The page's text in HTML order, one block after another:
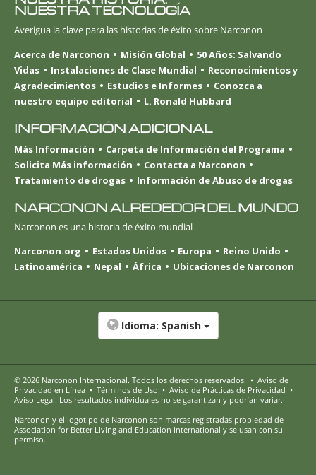
NUESTRA TECNOLOGÍA
Averigua la clave para las historias de éxito sobre Narconon
Acerca de Narconon
Misión Global
50 Años: Salvando
Vidas
Instalaciones de Clase Mundial
Reconocimientos y
Agradecimientos
Estudios e Informes
Conozca a
nuestro equipo editorial
L. Ronald Hubbard
INFORMACIÓN ADICIONAL
Más Información
Carpeta de Información del Programa
Solicita Más información
Contacta a Narconon
Tratamiento de drogas
Información de Abuso de drogas
NARCONON ALREDEDOR DEL MUNDO
Narconon es una historia de éxito mundial
Narconon.org
Estados Unidos Europa
Reino Unido
Latinoamérica
Nepal África Ubicaciones de Narconon
Idioma: Spanish
© 2026 Narconon Internacional. Todos los derechos reservados. • Aviso de
Privacidad en Línea • Términos de Uso • Aviso de Prácticas de Privacidad •
Aviso Legal: Los resultados individuales no se garantizan y podrían variar.
Narconon y el logotipo de Narconon son marcas registradas propiedad de
Association for Better Living and Education International y se usan con su
permiso.